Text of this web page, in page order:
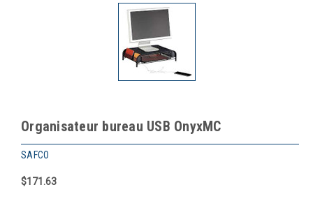
Organisateur bureau USB OnyxMC
SAFCO
$171.63